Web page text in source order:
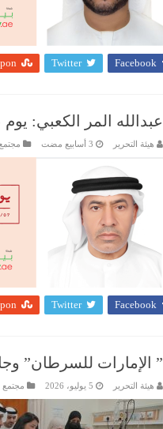
Facebook
Twitter
عبدالله المر الكعبي:
هيئة التحرير
Facebook
Twitter
” الإمارات للسرطان”
هيئة التحرير 5 يوليو، 2026 مجتمع